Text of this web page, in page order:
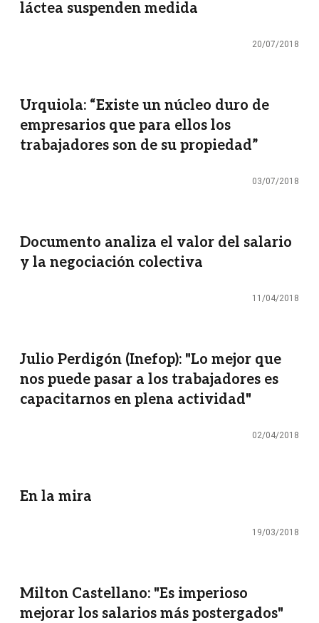
láctea suspenden medida
20/07/2018
Urquiola: “Existe un núcleo duro de
empresarios que para ellos los
trabajadores son de su propiedad”
03/07/2018
Documento analiza el valor del salario
y la negociación colectiva
11/04/2018
Julio Perdigón (Inefop): "Lo mejor que
nos puede pasar a los trabajadores es
capacitarnos en plena actividad"
02/04/2018
En la mira
19/03/2018
Milton Castellano: "Es imperioso
mejorar los salarios más postergados"